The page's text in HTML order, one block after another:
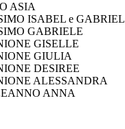
ASIA
ISABEL e GABRIEL
GABRIELE
GISELLE
GIULIA
DESIREE
ALESSANDRA
ANNA